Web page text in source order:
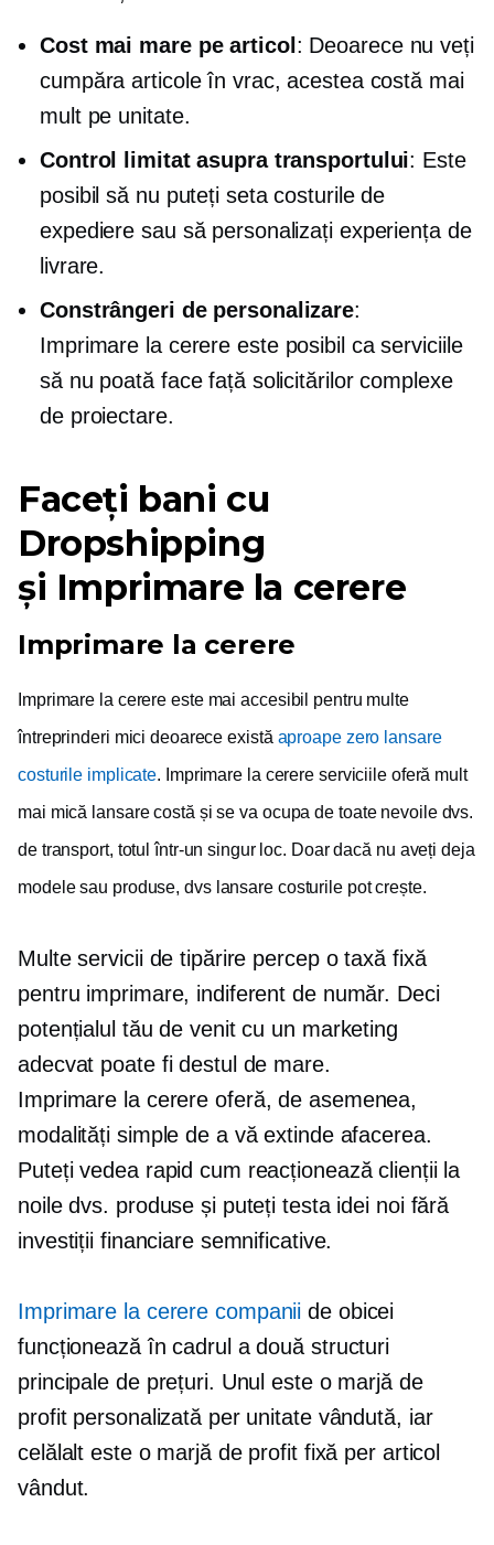
Cost mai mare pe articol : Deoarece nu veți
cumpăra articole în vrac, acestea costă mai
mult pe unitate.
Control limitat asupra transportului: Este
posibil să nu puteți seta costurile de
expediere sau să personalizați experiența de
livrare.
Constrângeri de personalizare:
Imprimare la cerere este posibil ca serviciile
să nu poată face față solicitărilor complexe
de proiectare.
Faceți bani cu
Dropshipping
și Imprimare la cerere
Imprimare la cerere
Imprimare la cerere este mai accesibil pentru multe
întreprinderi mici deoarece există aproape zero lansare
costurile implicate. Imprimare la cerere serviciile oferă mult
mai mică lansarecostă și se va ocupa de toate nevoile dvs.
de transport, totul într-un singur loc. Doar dacă nu aveți deja
modele sau produse, dvs lansarecosturile pot crește.
Multe servicii de tipărire percep o taxă fixă ​​
pentru imprimare, indiferent de număr. Deci
potențialul tău de venit cu un marketing
adecvat poate fi destul de mare.
Imprimare la cerere oferă, de asemenea,
modalități simple de a vă extinde afacerea.
Puteți vedea rapid cum reacționează clienții la
noile dvs. produse și puteți testa idei noi fără
investiții financiare semnificative.
Imprimare la cerere companii de obicei
funcționează în cadrul a două structuri
principale de prețuri. Unul este o marjă de
profit personalizată per unitate vândută, iar
celălalt este o marjă de profit fixă ​​per articol
vândut.